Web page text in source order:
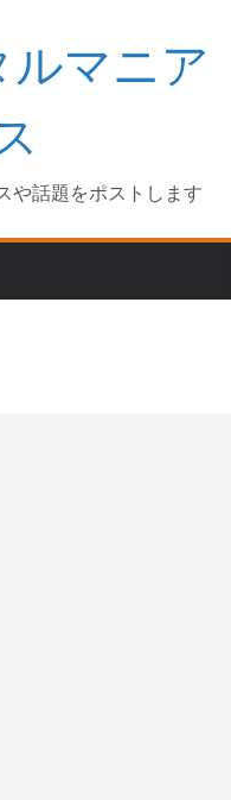
マニア
や話題をポストします